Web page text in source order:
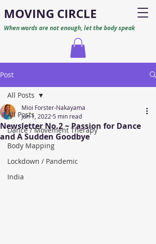
MOVING CIRCLE
When words are not enough, let the body speak
Post
All Posts
Dance / Movement Therapy
Body Mapping
Lockdown / Pandemic
India
All Posts
Newsletter No.2 ~ Passion for Dance
and A Sudden Goodbye
Mioi Forster-Nakayama
Jun 1, 2022 5 min read